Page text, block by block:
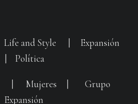
Life and Style
Expansión
Política
Mujeres
Grupo
Expansión